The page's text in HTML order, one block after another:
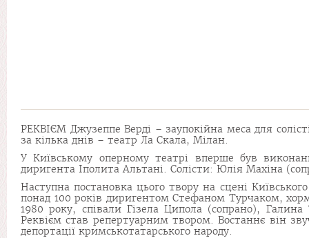
РЕКВІЄМ Джузеппе Верді – заупокійна меса для
за кілька днів – театр Ла Скала, Мілан.
У Київському оперному театрі вперше був
диригента Іполита Альтані. Солісти: Юлія Махіна
Наступна постановка цього твору на сцені
понад 100 років диригентом Стефаном Турчаком,
1980 року, співали Гізела Ципола (сопрано),
Реквієм став репертуарним твором. Востаннє він
депортації кримськотатарського народу.